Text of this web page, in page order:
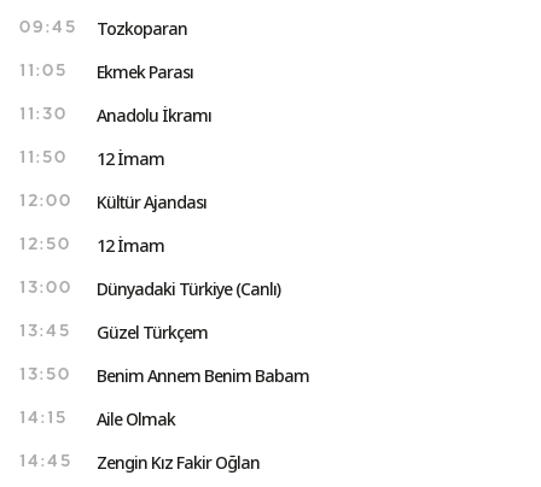
09:45 Tozkoparan
11:05 Ekmek Parası
11:30 Anadolu İkramı
11:50 12 İmam
12:00 Kültür Ajandası
12:50 12 İmam
13:00 Dünyadaki Türkiye (Canlı)
13:45 Güzel Türkçem
13:50 Benim Annem Benim Babam
14:15 Aile Olmak
14:45 Zengin Kız Fakir Oğlan